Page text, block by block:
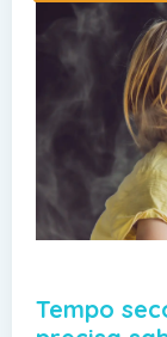
Tempo